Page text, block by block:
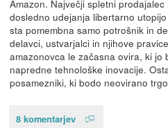
Amazon. Največji spletni
dosledno udejanja libertarno
sta pomembna samo potrošnik in
delavci, ustvarjalci in njihove
amazonovca le začasna ovira, ki jo
napredne tehnološke inovacije.
posamezniki, ki bodo neovirano
8 komentarjev